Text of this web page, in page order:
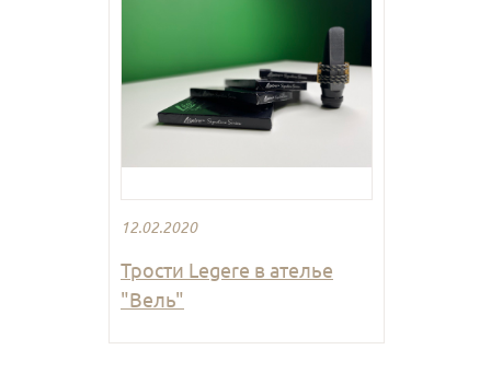
12.02.2020
Трости Legere в ателье
"Вель"